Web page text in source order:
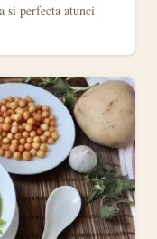
si perfecta atunci